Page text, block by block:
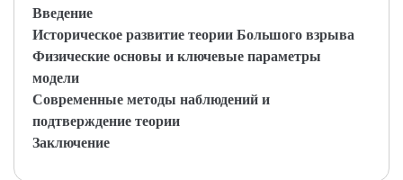
Введение
Историческое развитие теории Большого взрыва
Физические основы и ключевые параметры
модели
Современные методы наблюдений и
подтверждение теории
Заключение